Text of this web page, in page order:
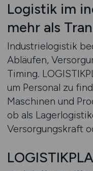
Logistik im
mehr als
Industrielogistik
Abläufen,
Timing.
um Personal zu
Maschinen und
ob als
Versorgungskraft